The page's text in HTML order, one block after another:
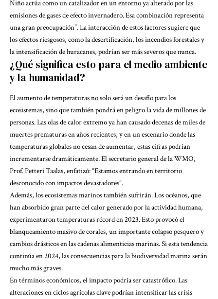
Niño actúa como un catalizador en un entorno ya alterado por las
emisiones de gases de efecto invernadero. Esa combinación representa
una gran preocupación”. La interacción de estos factores sugiere que
los efectos riesgosos, como la desertificación, los incendios forestales y
la intensificación de huracanes, podrían ser más severos que nunca.
¿Qué significa esto para el medio ambiente
y la humanidad?
El aumento de temperaturas no solo será un desafío para los
ecosistemas, sino que también pondrá en peligro la vida de millones de
personas. Las olas de calor extremo ya han causado decenas de miles de
muertes prematuras en años recientes, y en un escenario donde las
temperaturas globales no cesan de aumentar, estas cifras podrían
incrementarse dramáticamente. El secretario general de la WMO,
Prof. Petteri Taalas, enfatizó: “Estamos entrando en territorio
desconocido con impactos devastadores”.
Además, los ecosistemas marinos también sufrirán. Los océanos, que
han absorbido gran parte del calor generado por la actividad humana,
experimentaron temperaturas récord en 2023. Esto provocó el
blanqueamiento masivo de corales, un importante colapso pesquero y
cambios drásticos en las cadenas alimenticias marinas. Si esta tendencia
continúa en 2024, las consecuencias para la biodiversidad marina serán
mucho más graves.
En términos económicos, el impacto podría ser catastrófico. Las
alteraciones en ciclos agrícolas clave podrían intensificar las crisis